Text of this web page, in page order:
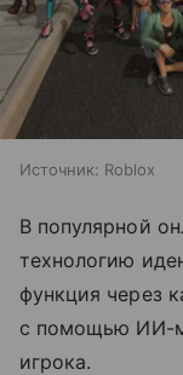
Источник: Roblox
В популярной
технологию
функция через
с помощью ИИ-
игрока.